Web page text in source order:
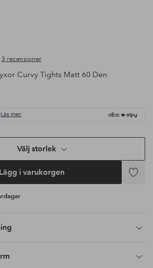
3 recensioner
Curvy Tights Matt 60 Den
Läs mer
Välj storlek
Lägg i varukorgen
Lägg